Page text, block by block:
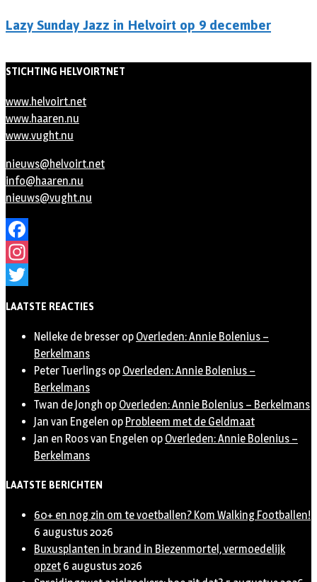
Lazy Sunday Jazz in Helvoirt op 9 december
STICHTING HELVOIRTNET
www.helvoirt.net
www.haaren.nu
www.vught.nu
nieuws@helvoirt.net
info@haaren.nu
nieuws@vught.nu
Facebook
Instagram
LAATSTE REACTIES
Nelleke de bresser op Overleden: Annie Bolenius –
Berkelmans
Peter Tuerlings op Overleden: Annie Bolenius –
Berkelmans
Twan de Jongh op Overleden: Annie Bolenius – Berkelmans
Jan van Engelen op Probleem met de Geldmaat
Jan en Roos van Engelen op Overleden: Annie Bolenius –
Berkelmans
LAATSTE BERICHTEN
60+ en nog zin om te voetballen? Kom Walking Footballen!
6 augustus 2026
Buxusplanten in brand in Biezenmortel, vermoedelijk
opzet 6 augustus 2026